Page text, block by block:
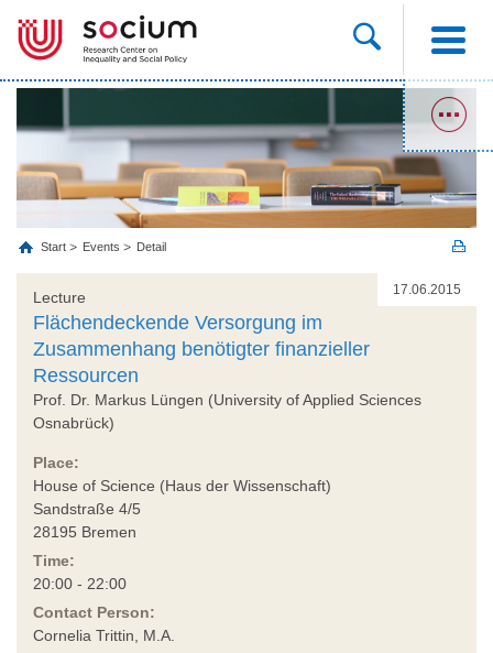
Start Events Detail
17.06.2015
Lecture
Flächendeckende Versorgung im
Zusammenhang benötigter finanzieller
Ressourcen
Prof. Dr. Markus Lüngen (University of Applied Sciences
Osnabrück)
Place:
House of Science (Haus der Wissenschaft)
Sandstraße 4/5
28195 Bremen
Time:
20:00 - 22:00
Contact Person:
Cornelia Trittin, M.A.